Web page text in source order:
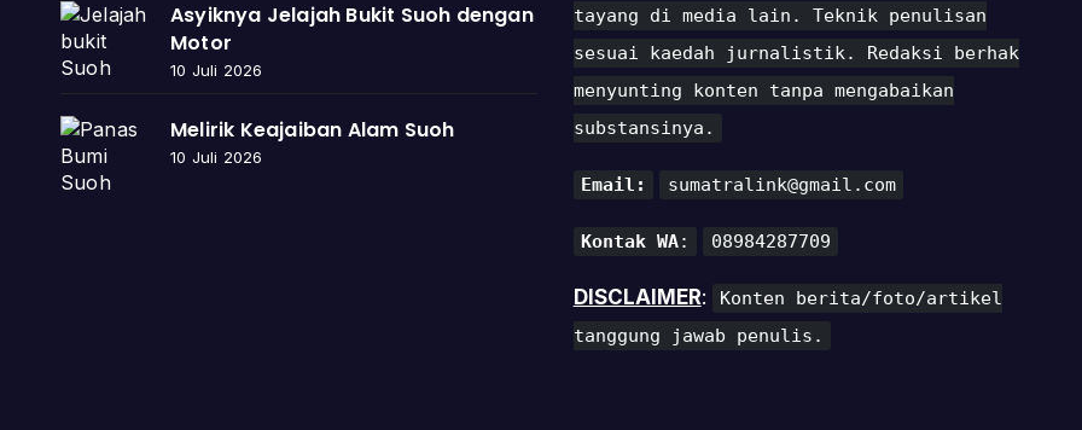
Asyiknya Jelajah Bukit Suoh dengan
Motor
10 Juli 2026
Melirik Keajaiban Alam Suoh
10 Juli 2026
tayang di media lain. Teknik penulisan
sesuai kaedah jurnalistik. Redaksi berhak
menyunting konten tanpa mengabaikan
substansinya.
Email: sumatralink@gmail.com
Kontak WA: 08984287709
DISCLAIMER:
Konten berita/foto/artikel
tanggung jawab penulis.